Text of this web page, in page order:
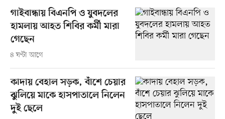
গাইবান্ধায় বিএনপি ও যুবদলের
হামলায় আহত শিবির কর্মী মারা
গেছেন
৪ ঘণ্টা আগে
কাদায় বেহাল সড়ক, বাঁশে চেয়ার
ঝুলিয়ে মাকে হাসপাতালে নিলেন
দুই ছেলে